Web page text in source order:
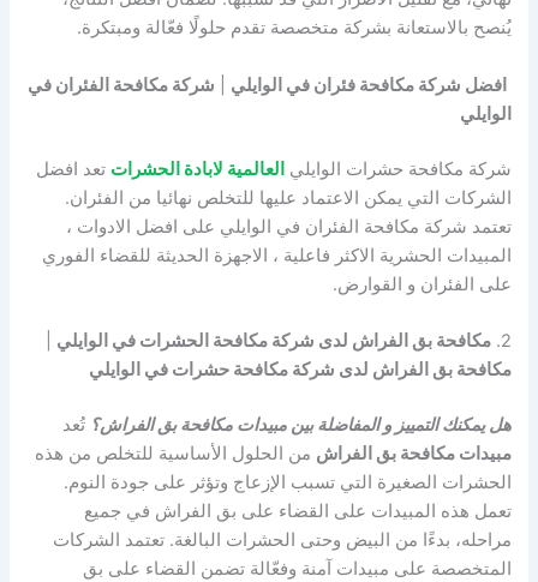
يُنصح بالاستعانة بشركة متخصصة تقدم حلولًا فعّالة ومبتكرة.
افضل شركة مكافحة فئران في الوايلي
شركة مكافحة الفئران في
الوايلي
شركة مكافحة حشرات الوايلي العالمية لابادة الحشرات تعد افضل
الشركات التي يمكن الاعتماد عليها للتخلص نهائيا من الفئران.
تعتمد شركة مكافحة الفئران في الوايلي على افضل الادوات ،
المبيدات الحشرية الاكثر فاعلية ، الاجهزة الحديثة للقضاء الفوري
على الفئران و القوارض.
2. مكافحة بق الفراش لدى شركة مكافحة الحشرات في الوايلي
مكافحة بق الفراش لدى شركة مكافحة حشرات في الوايلي
هل يمكنك التمييز و المفاضلة بين مبيدات مكافحة بق الفراش؟ تُعد
مبيدات مكافحة بق الفراش من الحلول الأساسية للتخلص من هذه
الحشرات الصغيرة التي تسبب الإزعاج وتؤثر على جودة النوم.
تعمل هذه المبيدات على القضاء على بق الفراش في جميع
مراحله، بدءًا من البيض وحتى الحشرات البالغة. تعتمد الشركات
المتخصصة على مبيدات آمنة وفعّالة تضمن القضاء على بق